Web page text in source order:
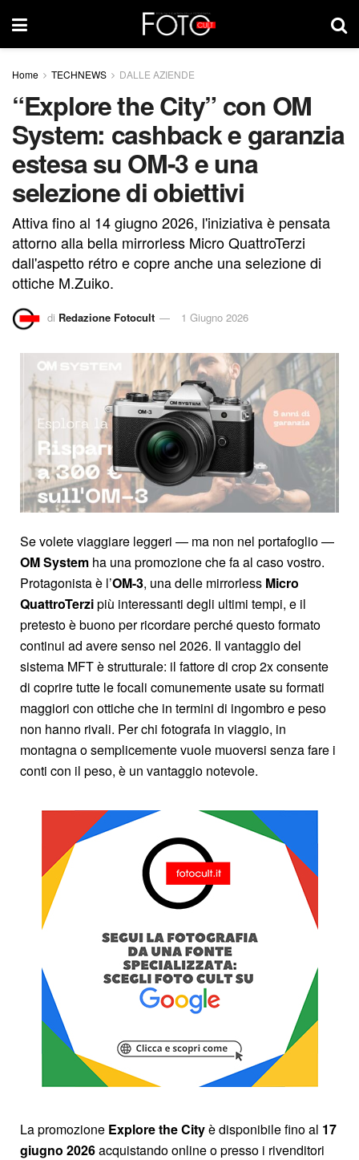
Home TECHNEWS DALLE AZIENDE
“Explore the City” con OM
System: cashback e garanzia
estesa su OM-3 e una
selezione di obiettivi
Attiva fino al 14 giugno 2026, l'iniziativa è pensata
attorno alla bella mirrorless Micro QuattroTerzi
dall'aspetto rétro e copre anche una selezione di
ottiche M.Zuiko.
di Redazione Fotocult 1 Giugno 2026
Se volete viaggiare leggeri — ma non nel portafoglio —
OM System ha una promozione che fa al caso vostro.
Protagonista è l’OM-3, una delle mirrorless Micro
QuattroTerzipiù interessanti degli ultimi tempi, e il
pretesto è buono per ricordare perché questo formato
continui ad avere senso nel 2026. Il vantaggio del
sistema MFT è strutturale: il fattore di crop 2x consente
di coprire tutte le focali comunemente usate su formati
maggiori con ottiche che in termini di ingombro e peso
non hanno rivali. Per chi fotografa in viaggio, in
montagna o semplicemente vuole muoversi senza fare i
conti con il peso, è un vantaggio notevole.
La promozione Explore the Cityè disponibile fino al 17
giugno 2026acquistando online o presso i rivenditori